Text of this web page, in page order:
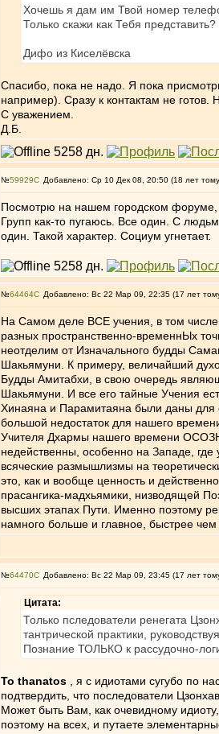
Хочешь я дам им Твой номер
Только скажи как Тебя представить?
Дифо из Киселёвска
Спасибо, пока не надо. Я пока
например). Сразу к контактам не
С уважением.
Д.Б.
№59929 Добавлено: Ср 10 Дек 08, 20:50 (18 лет
Посмотрю на нашем городском форуме,
Групп как-то пугаюсь. Все один. С
один. Такой характер. Социум угнетает.
№64464 Добавлено: Вс 22 Мар 09, 22:35 (17 лет
На Самом деле ВСЕ учения, в том
разных пространственно-временнЫх
неотделим от Изначального будды
Шакьямуни. К примеру, величайший
Будды Амитабхи, в свою очередь
Шакьямуни. И все его тайные Учения
Хинаяна и Парамитаяна были даны для
большой недостаток для нашего
Учителя Дхармы нашего времени
недейственны, особенно на Западе,
всяческие размышлизмы на
это, как и вообще ценность и
прасангика-мадхьямики, низводящей
высших этапах Пути. Именно поэтому
намного больше и главное, быстрее
№64470 Добавлено: Вс 22 Мар 09, 23:45 (17 лет
Цитата:
Только пследователи ренегата
тантрической практики,
Познание ТОЛЬКО к рассудочно-
To thanatos , я с идиотами сугубо по
подтвердить, что последователи
Может быть Вам, как очевидному
поэтому на всех, и путаете